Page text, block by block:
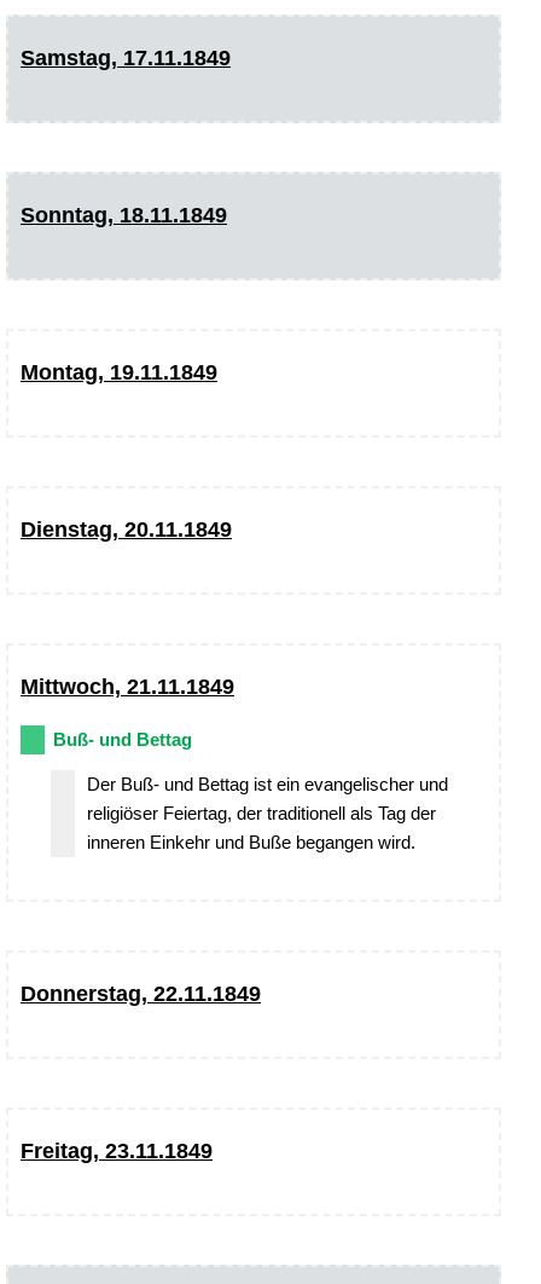
Samstag, 17.11.1849
Sonntag, 18.11.1849
Montag, 19.11.1849
Dienstag, 20.11.1849
Mittwoch, 21.11.1849
Buß- und Bettag
Der Buß- und Bettag ist ein evangelischer und
religiöser Feiertag, der traditionell als Tag der
inneren Einkehr und Buße begangen wird.
Donnerstag, 22.11.1849
Freitag, 23.11.1849